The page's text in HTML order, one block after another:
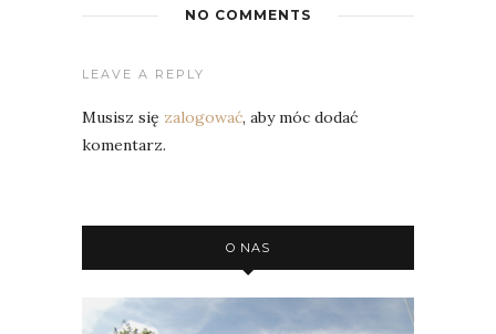
NO COMMENTS
LEAVE A REPLY
Musisz się zalogować, aby móc dodać
komentarz.
O NAS